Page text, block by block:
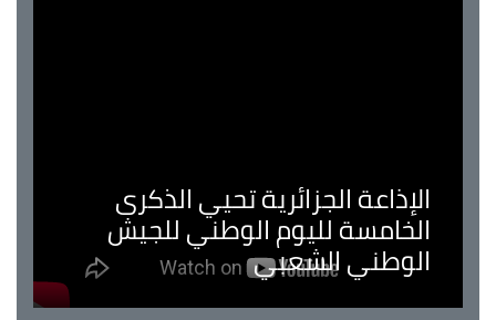
الإذاعة الجزائرية تحيي الذكرى
الخامسة لليوم الوطني للجيش
الوطني الشعبي